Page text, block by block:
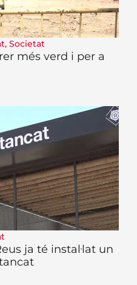
, Societat
més verd i per a
ja té instal·lat un